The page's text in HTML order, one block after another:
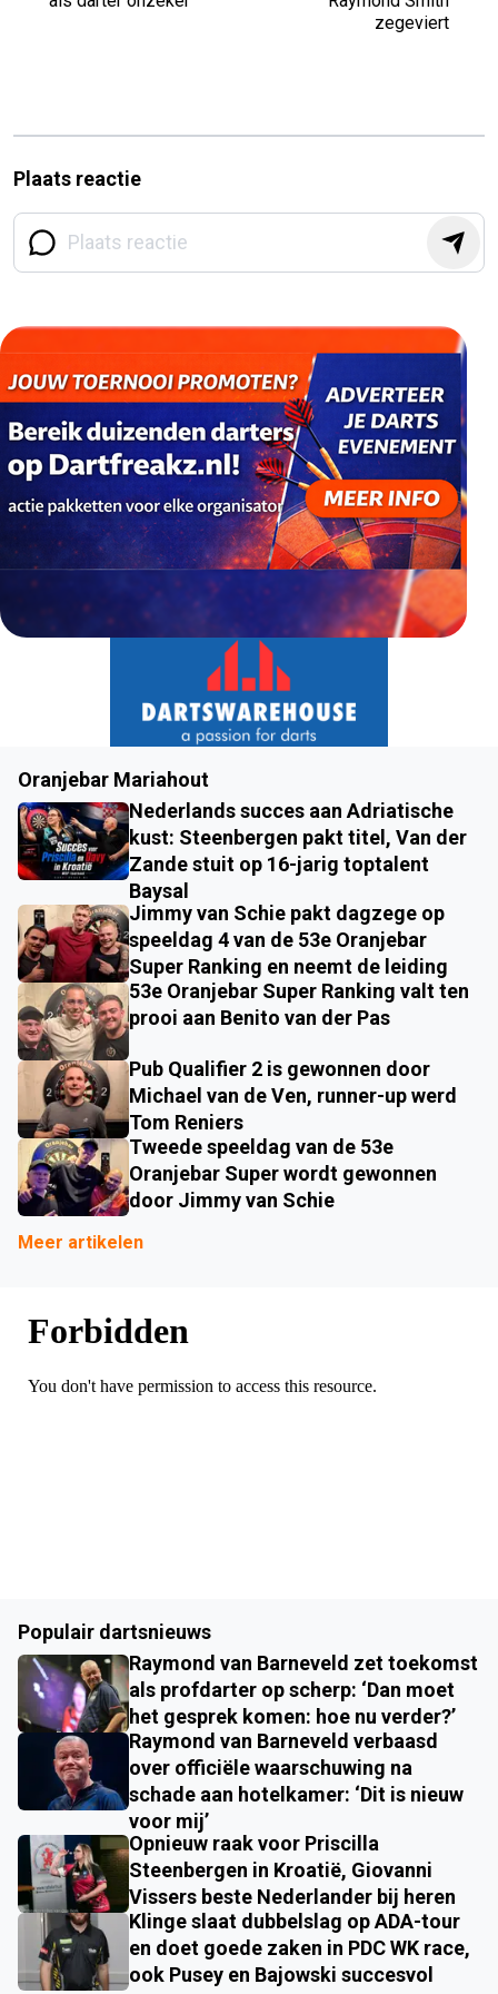
zegeviert
Plaats reactie
Oranjebar Mariahout
Nederlands succes aan Adriatische
kust: Steenbergen pakt titel, Van der
Zande stuit op 16-jarig toptalent
Baysal
Jimmy van Schie pakt dagzege op
speeldag 4 van de 53e Oranjebar
Super Ranking en neemt de leiding
53e Oranjebar Super Ranking valt ten
prooi aan Benito van der Pas
Pub Qualifier 2 is gewonnen door
Michael van de Ven, runner-up werd
Tom Reniers
Tweede speeldag van de 53e
Oranjebar Super wordt gewonnen
door Jimmy van Schie
Meer artikelen
Populair dartsnieuws
Raymond van Barneveld zet toekomst
als profdarter op scherp: ‘Dan moet
het gesprek komen: hoe nu verder?’
Raymond van Barneveld verbaasd
over officiële waarschuwing na
schade aan hotelkamer: ‘Dit is nieuw
voor mij’
Opnieuw raak voor Priscilla
Steenbergen in Kroatië, Giovanni
Vissers beste Nederlander bij heren
Klinge slaat dubbelslag op ADA-tour
en doet goede zaken in PDC WK race,
ook Pusey en Bajowski succesvol